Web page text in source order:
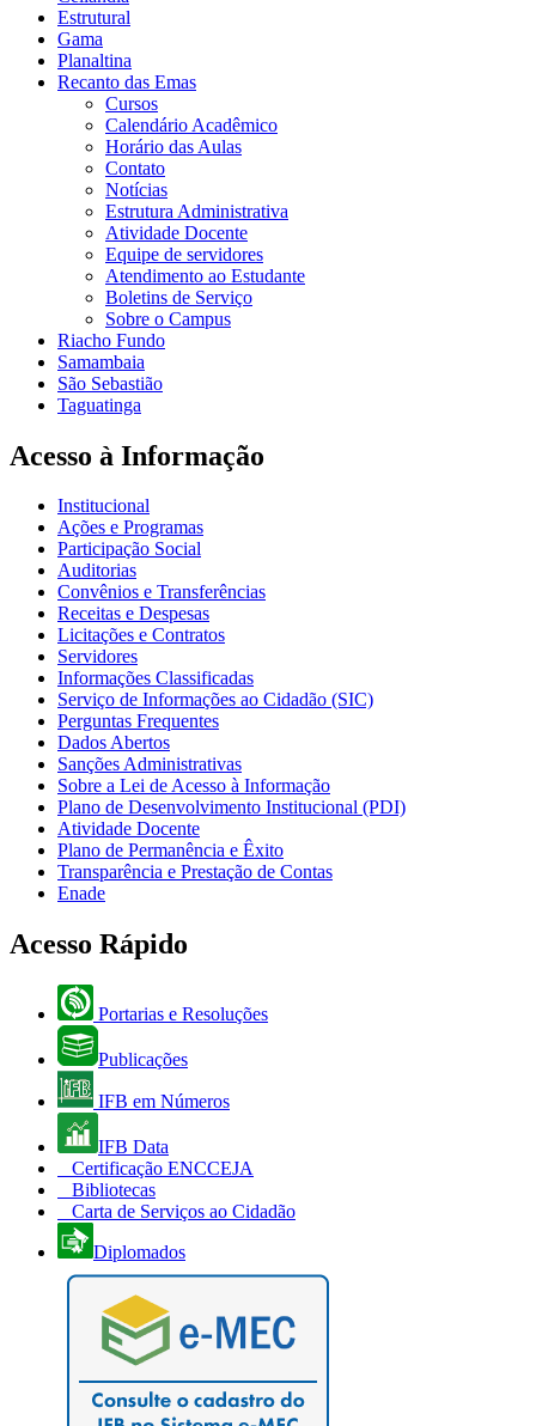
Estrutural
Gama
Planaltina
Recanto das Emas
Cursos
Calendário Acadêmico
Horário das Aulas
Contato
Notícias
Estrutura Administrativa
Atividade Docente
Equipe de servidores
Atendimento ao Estudante
Boletins de Serviço
Sobre o Campus
Riacho Fundo
Samambaia
São Sebastião
Taguatinga
Acesso à Informação
Institucional
Ações e Programas
Participação Social
Auditorias
Convênios e Transferências
Receitas e Despesas
Licitações e Contratos
Servidores
Informações Classificadas
Serviço de Informações ao Cidadão (SIC)
Perguntas Frequentes
Dados Abertos
Sanções Administrativas
Sobre a Lei de Acesso à Informação
Plano de Desenvolvimento Institucional (PDI)
Atividade Docente
Plano de Permanência e Êxito
Transparência e Prestação de Contas
Enade
Acesso Rápido
Portarias e Resoluções
Publicações
IFB em Números
IFB Data
Certificação ENCCEJA
Bibliotecas
Carta de Serviços ao Cidadão
Diplomados